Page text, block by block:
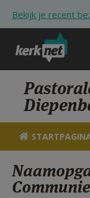
Bekijk je recent
KERK